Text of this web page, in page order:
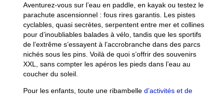
Aventurez-vous sur l’eau en paddle, en kayak ou testez le
parachute ascensionnel : fous rires garantis. Les pistes
cyclables, quasi secrètes, serpentent entre mer et collines
pour d’inoubliables balades à vélo, tandis que les sportifs
de l’extrême s’essayent à l’accrobranche dans des parcs
nichés sous les pins. Voilà de quoi s’offrir des souvenirs
XXL, sans compter les apéros les pieds dans l’eau au
coucher du soleil.
Pour les enfants, toute une ribambelle d’activités et de